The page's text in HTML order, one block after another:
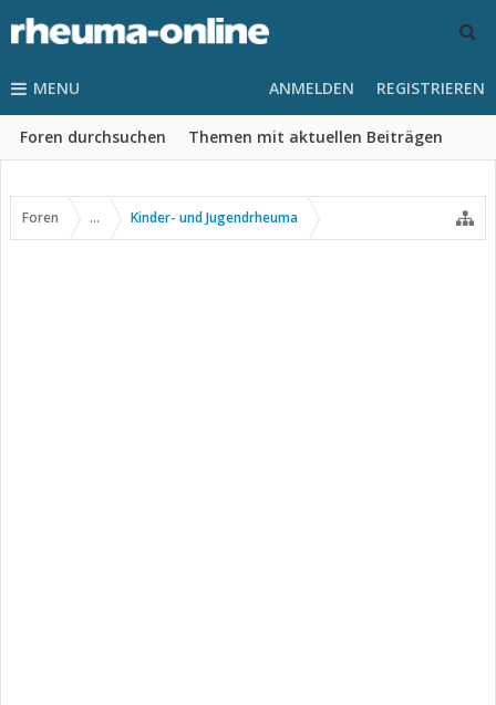
MENU
Foren durchsuchen Themen mit aktuellen Beiträgen
ANMELDEN REGISTRIEREN
Foren ... Kinder- und Jugendrheuma